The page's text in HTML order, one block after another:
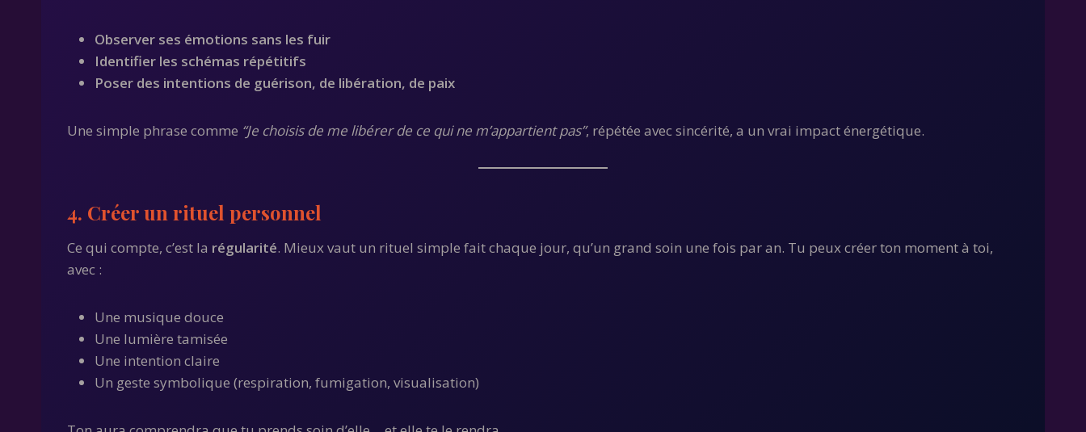
Observer ses émotions sans les fuir
Identifier les schémas répétitifs
Poser des intentions de guérison, de libération, de paix
Une simple phrase comme “Je choisis de me libérer de ce qui ne m’appartient pas”, répétée avec sincérité, a un vrai impact énergétique.
4. Créer un rituel personnel
Ce qui compte, c’est la régularité. Mieux vaut un rituel simple fait chaque jour, qu’un grand soin une fois par an. Tu peux créer ton moment à toi,
avec :
Une musique douce
Une lumière tamisée
Une intention claire
Un geste symbolique (respiration, fumigation, visualisation)